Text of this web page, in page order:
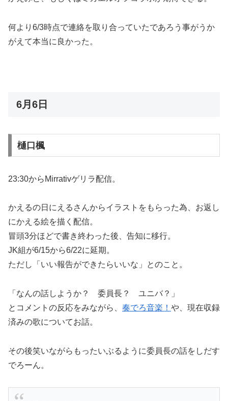
何より6/3時点で連絡を取り合っていたであろう事がうか
がえて本当に良かった。
6月6日
樋口楓
23:30からMirrativゲリラ配信。
かえるの日にえるさんからイラストをもらった為、お返し
にかえる絵を描く配信。
冒頭3分ほどで書き終わった後、告知に移行。
JK組が6/15から6/22に延期。
ただし「いい報告ができたらいいな」とのこと。
「なんの話しようか？ 委員長？ ユニバ？」
とコメントの反応をみながら、 奏でろ音楽！ や、現在収録
済みの歌についてお話。
その後笑いながらもったいぶるように委員長の話をしだす
でろーん。